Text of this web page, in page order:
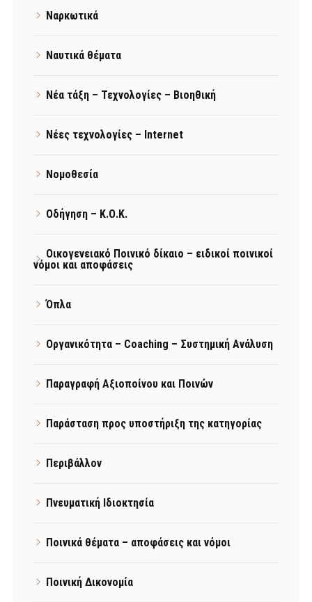
Ναρκωτικά
Ναυτικά θέματα
Νέα τάξη – Τεχνολογίες – Βιοηθική
Νέες τεχνολογίες – Internet
Νομοθεσία
Οδήγηση – Κ.Ο.Κ.
Οικογενειακό Ποινικό δίκαιο – ειδικοί ποινικοί
νόμοι και αποφάσεις
Όπλα
Οργανικότητα – Coaching – Συστημική Ανάλυση
Παραγραφή Αξιοποίνου και Ποινών
Παράσταση προς υποστήριξη της κατηγορίας
Περιβάλλον
Πνευματική Ιδιοκτησία
Ποινικά θέματα – αποφάσεις και νόμοι
Ποινική Δικονομία